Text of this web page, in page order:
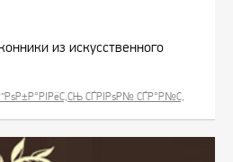
из искусственного
СЃРІРѕР№ СЃР°Р№С‚